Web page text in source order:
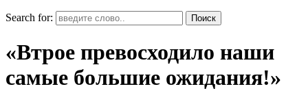
Search for:
«Втрое превосходило наши
самые большие ожидания!»